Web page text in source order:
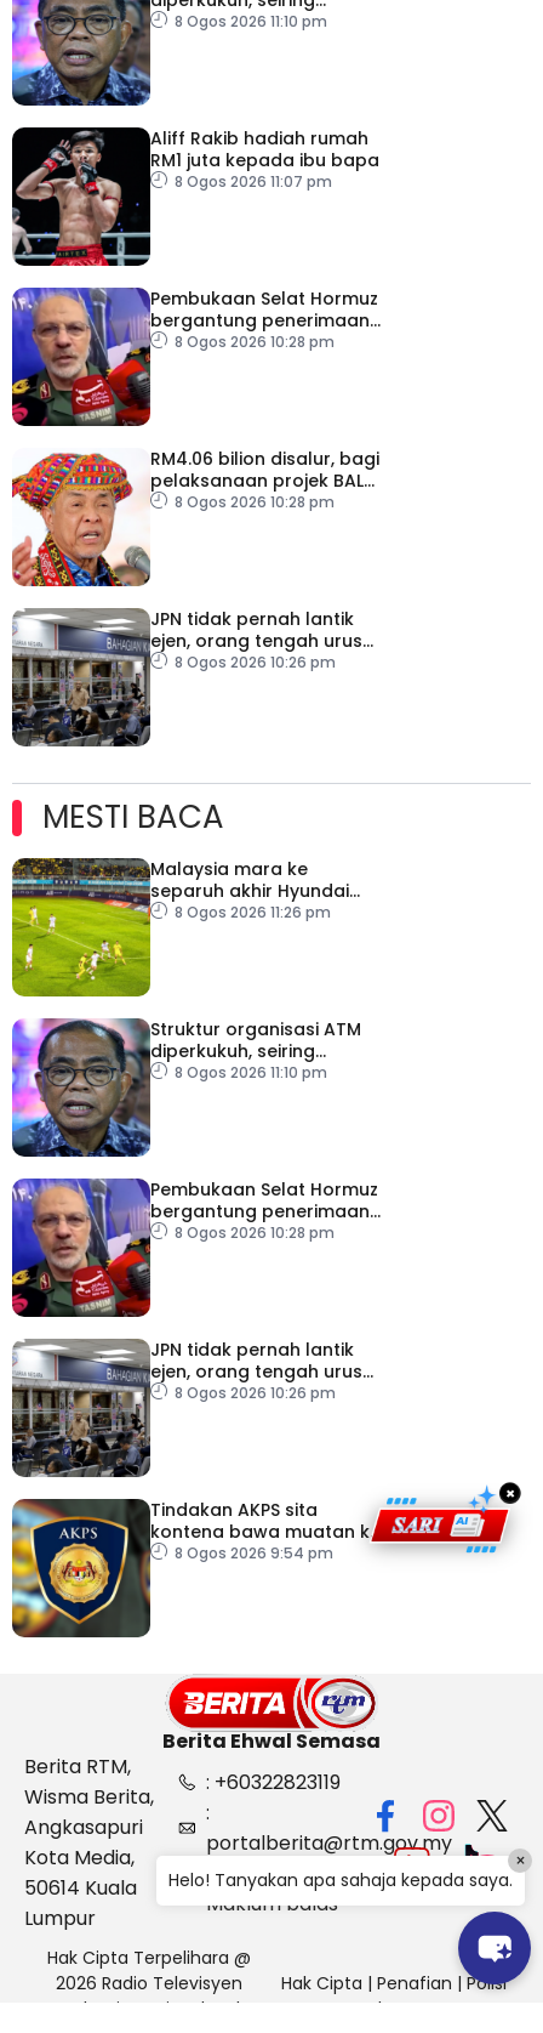
pemodenan aset
8 Ogos 2026 11:10 pm
Aliff Rakib hadiah rumah
RM1 juta kepada ibu bapa
8 Ogos 2026 11:07 pm
Pembukaan Selat Hormuz
bergantung penerimaan
AS – IRGC
8 Ogos 2026 10:28 pm
RM4.06 bilion disalur, bagi
pelaksanaan projek BALB
di Sabah
8 Ogos 2026 10:28 pm
JPN tidak pernah lantik
ejen, orang tengah urus
dokumentasi
8 Ogos 2026 10:26 pm
MESTI BACA
Malaysia mara ke
separuh akhir Hyundai
ASEAN Cup
8 Ogos 2026 11:26 pm
Struktur organisasi ATM
diperkukuh, seiring
pemodenan aset
8 Ogos 2026 11:10 pm
Pembukaan Selat Hormuz
bergantung penerimaan
AS – IRGC
8 Ogos 2026 10:28 pm
JPN tidak pernah lantik
ejen, orang tengah urus
dokumentasi
8 Ogos 2026 10:26 pm
Tindakan AKPS sita
kontena bawa muatan ke
Israel bukti ketegasan
8 Ogos 2026 9:54 pm
×
Berita Ehwal Semasa
Berita RTM,
Wisma Berita,
Angkasapuri
Kota Media,
50614 Kuala
Lumpur
: +60322823119
:
portalberita@rtm.gov.my
: Aduan &
Maklum balas
Hak Cipta Terpelihara @
2026 Radio Televisyen
Malaysia, Berita Ehwal
Hak Cipta | Penafian | Polisi
Keselamatan
Helo! Tanyakan apa sahaja kepada saya.
×